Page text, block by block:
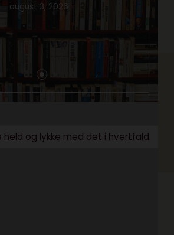
august 3, 2026
held og lykke med det i hvertfald